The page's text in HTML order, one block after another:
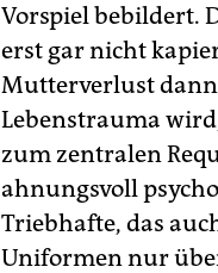
Vorspiel bebildert.
erst gar nicht
Mutterverlust
Lebenstrauma
zum zentralen
ahnungsvoll
Triebhafte, das
Uniformen nur